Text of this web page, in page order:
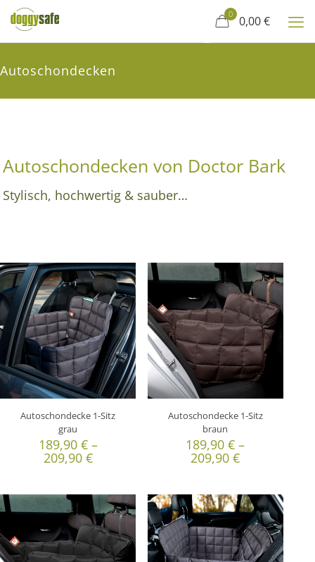
0 0,00 €
Autoschondecken
Autoschondecken von Doctor Bark
Stylisch, hochwertig & sauber…
Autoschondecke 1-Sitz
grau
189,90 €–
209,90 €
Autoschondecke 1-Sitz
braun
189,90€ –
209,90€